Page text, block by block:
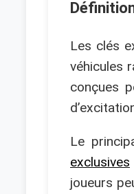
Les clés
véhicules
conçues
Le
exclusives
joueurs